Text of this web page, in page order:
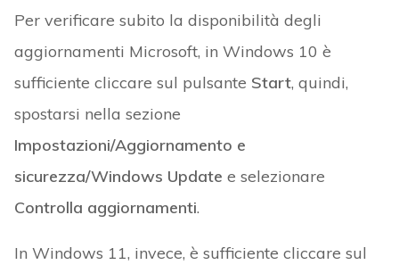
Per verificare subito la disponibilità degli
aggiornamenti Microsoft, in Windows 10 è
sufficiente cliccare sul pulsante Start, quindi,
spostarsi nella sezione
Impostazioni/Aggiornamento e
sicurezza/Windows Update e selezionare
Controlla aggiornamenti.
In Windows 11, invece, è sufficiente cliccare sul